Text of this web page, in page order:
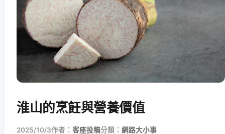
淮山的烹飪與營養價值
2025/10/3作者： 客座投稿分類： 網路大小事